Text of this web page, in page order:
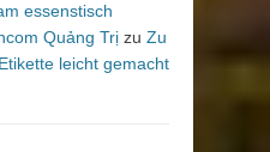
essenstisch
Quảng Trị zu Zu
leicht gemacht